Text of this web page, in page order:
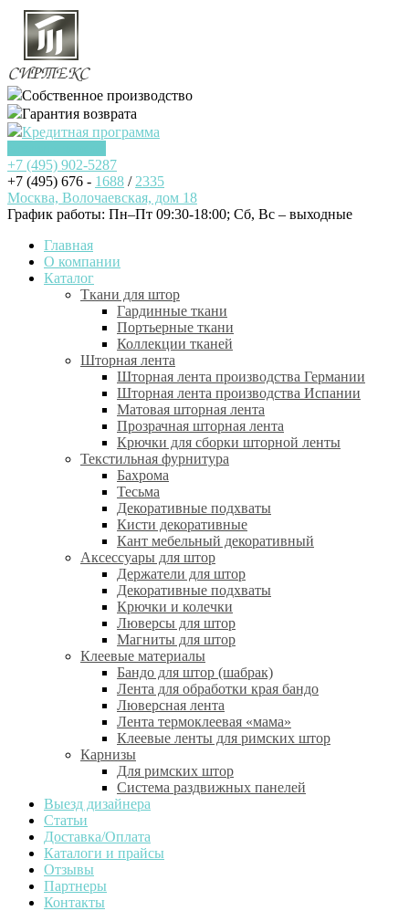
Собственное производство
Гарантия возврата
Кредитная программа
+7 (495) 902-5287
+7 (495) 676 - 1688 / 2335
Москва, Волочаевская, дом 18
График работы: Пн–Пт 09:30-18:00; Cб, Вс – выходные
Главная
О компании
Каталог
Ткани для штор
Гардинные ткани
Портьерные ткани
Коллекции тканей
Шторная лента
Шторная лента производства Германии
Шторная лента производства Испании
Матовая шторная лента
Прозрачная шторная лента
Крючки для сборки шторной ленты
Текстильная фурнитура
Бахрома
Тесьма
Декоративные подхваты
Кисти декоративные
Кант мебельный декоративный
Аксессуары для штор
Держатели для штор
Декоративные подхваты
Крючки и колечки
Люверсы для штор
Магниты для штор
Клеевые материалы
Бандо для штор (шабрак)
Лента для обработки края бандо
Люверсная лента
Лента термоклеевая «мама»
Клеевые ленты для римских штор
Карнизы
Для римских штор
Система раздвижных панелей
Выезд дизайнера
Статьи
Доставка/Оплата
Каталоги и прайсы
Отзывы
Партнеры
Контакты